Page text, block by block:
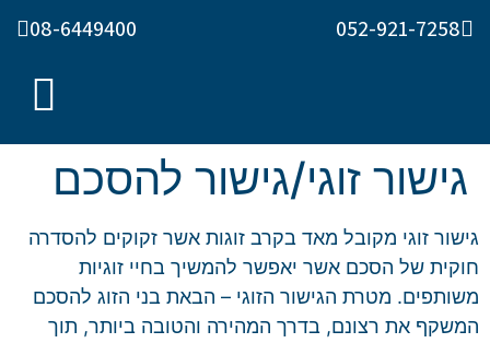
052-921-7258
08-6449400
גישור זוגי/גישור להסכם
גישור זוגי מקובל מאד בקרב זוגות אשר זקוקים להסדרה
חוקית של הסכם אשר יאפשר להמשיך בחיי זוגיות
משותפים. מטרת הגישור הזוגי – הבאת בני הזוג להסכם
המשקף את רצונם, בדרך המהירה והטובה ביותר, תוך